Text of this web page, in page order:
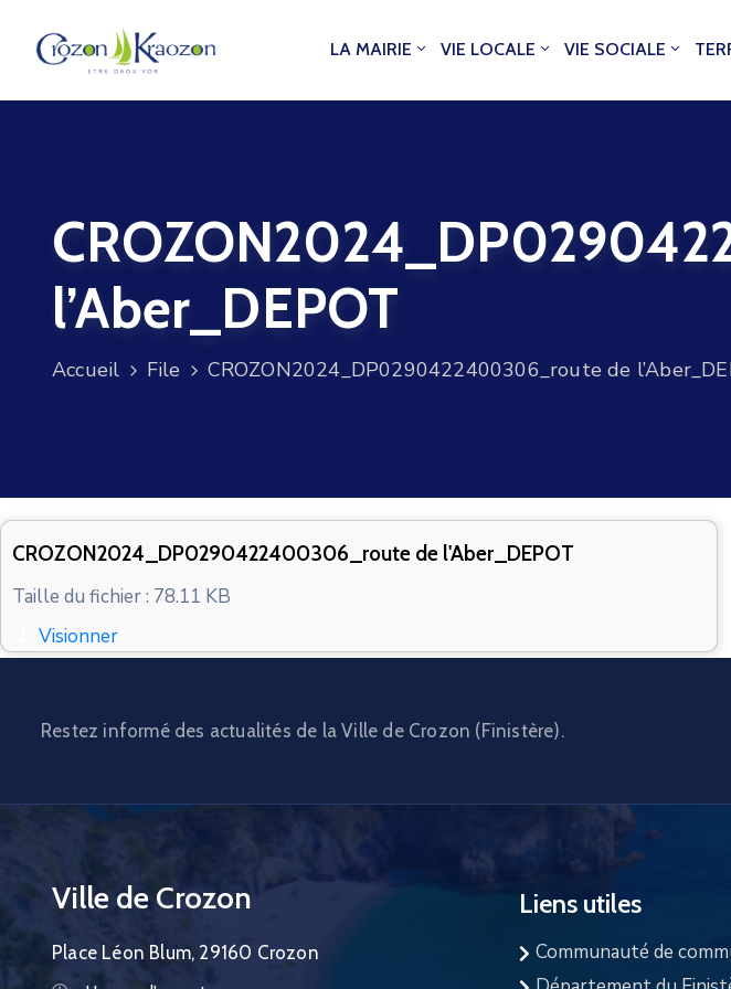
LA MAIRIE VIE LOCALE VIE SOCIALE
l’Aber_DEPOT
Accueil File CROZON2024_DP0290422400306_route de
CROZON2024_DP0290422400306_route de l'Aber_DEPOT
Taille du fichier : 78.11 KB
Visionner
Restez informé des actualités de la Ville de Crozon (Finistère).
Ville de Crozon
Place Léon Blum, 29160 Crozon
Liens utiles
Communauté de